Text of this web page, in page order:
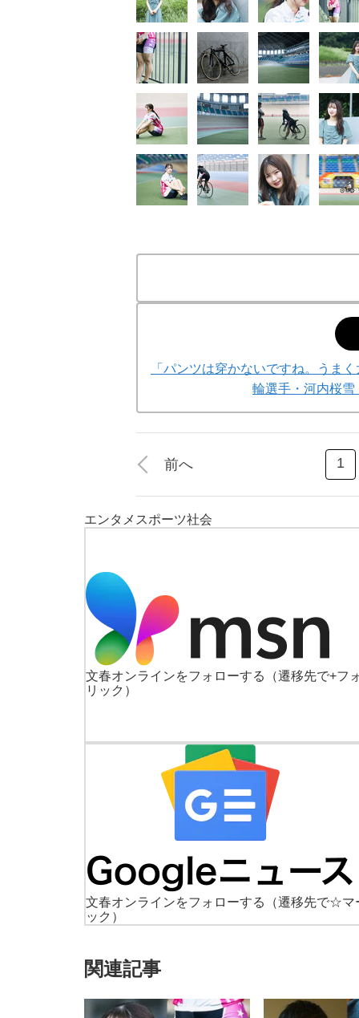
「パンツは穿かないですね。うま
輪選手・河内桜雪
前へ 1
エンタメ スポーツ社会
文春オンラインをフォローする
（遷移先で+フ
リック）
文春オンラインをフォローする
（遷移先で☆マ
ック）
関連記事